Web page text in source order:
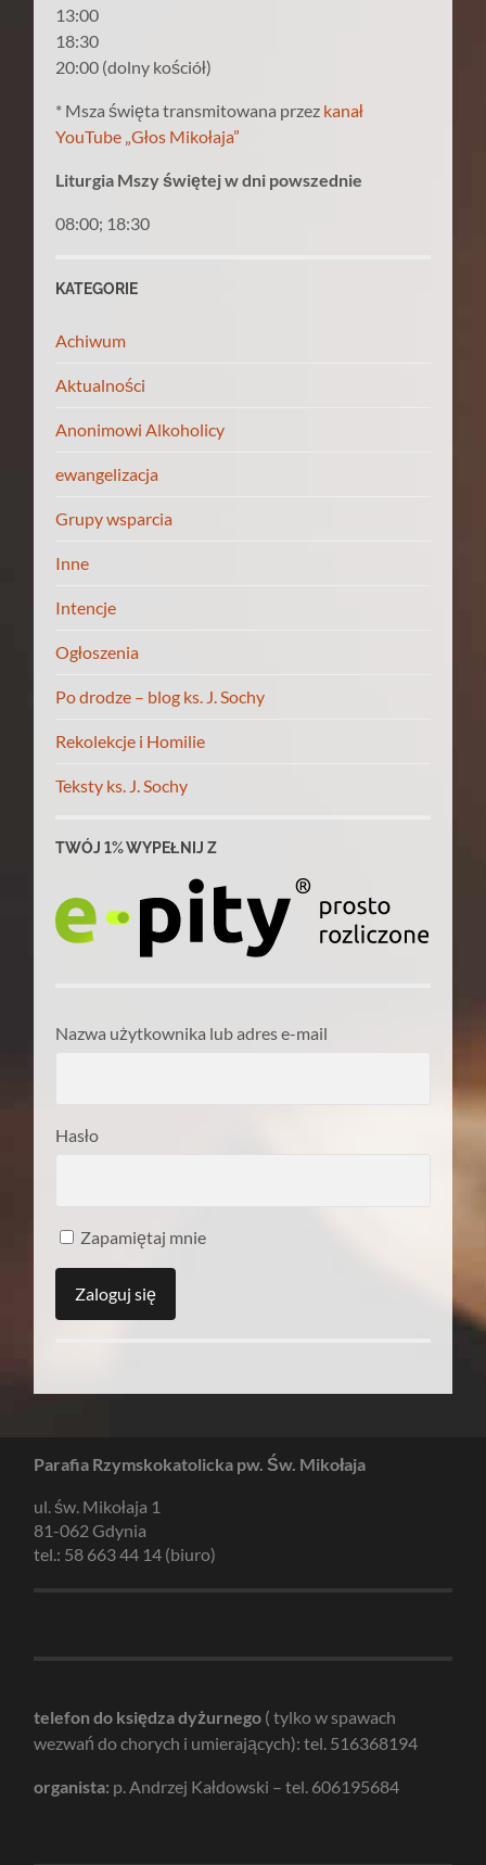
13:00
18:30
20:00 (dolny kościół)
* Msza święta transmitowana przez kanał
YouTube „Głos Mikołaja”
Liturgia Mszy świętej w dni powszednie
08:00; 18:30
KATEGORIE
Achiwum
Aktualności
Anonimowi Alkoholicy
ewangelizacja
Grupy wsparcia
Inne
Intencje
Ogłoszenia
Po drodze – blog ks. J. Sochy
Rekolekcje i Homilie
Teksty ks. J. Sochy
TWÓJ 1% WYPEŁNIJ Z
Nazwa użytkownika lub adres e-mail
Hasło
Zapamiętaj mnie
Parafia Rzymskokatolicka pw. Św. Mikołaja
ul. św. Mikołaja 1
81-062 Gdynia
tel.: 58 663 44 14 (biuro)
telefon do księdza dyżurnego ( tylko w spawach
wezwań do chorych i umierających): tel. 516368194
organista: p. Andrzej Kałdowski – tel. 606195684